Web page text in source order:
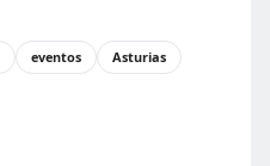
eventos
Asturias